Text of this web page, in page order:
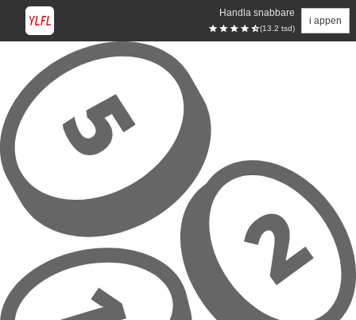
Handla snabbare
(13.2 tsd)
i appen
Hoppa till huvudinnehåll